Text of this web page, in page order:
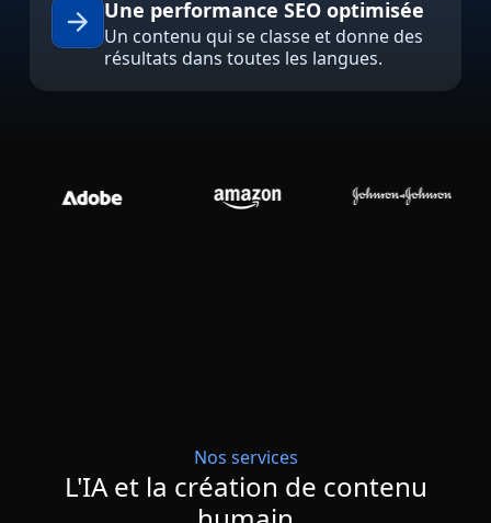
Industrie Manufacturière
Institutions Publiques
Une performance SEO optimisée
Un contenu qui se classe et donne des
résultats dans toutes les langues.
Nos services
L'IA et la création de contenu